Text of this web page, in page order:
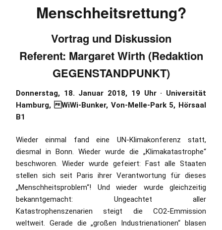
Menschheitsrettung?
Vortrag und Diskussion
Referent: Margaret Wirth (Redaktion
GEGENSTANDPUNKT)
Donnerstag, 18. Januar 2018, 19 Uhr · Universität
Hamburg, WiWi-Bunker, Von-Melle-Park 5, Hörsaal
B1
Wieder einmal fand eine UN-Klimakonferenz statt,
diesmal in Bonn. Wieder wurde die „Klimakatastrophe“
beschworen. Wieder wurde gefeiert: Fast alle Staaten
stellen sich seit Paris ihrer Verantwortung für dieses
„Menschheitsproblem“! Und wieder wurde gleichzeitig
bekanntgemacht: Ungeachtet aller
Katastrophenszenarien steigt die CO2-Emmission
weltweit. Gerade die „großen Industrienationen“ blasen